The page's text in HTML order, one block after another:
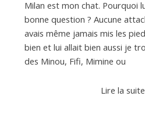
Milan est mon chat. Pourquoi
bonne question ? Aucune
avais même jamais mis les
bien et lui allait bien aussi je
des Minou, Fifi, Mimine ou
Lire la